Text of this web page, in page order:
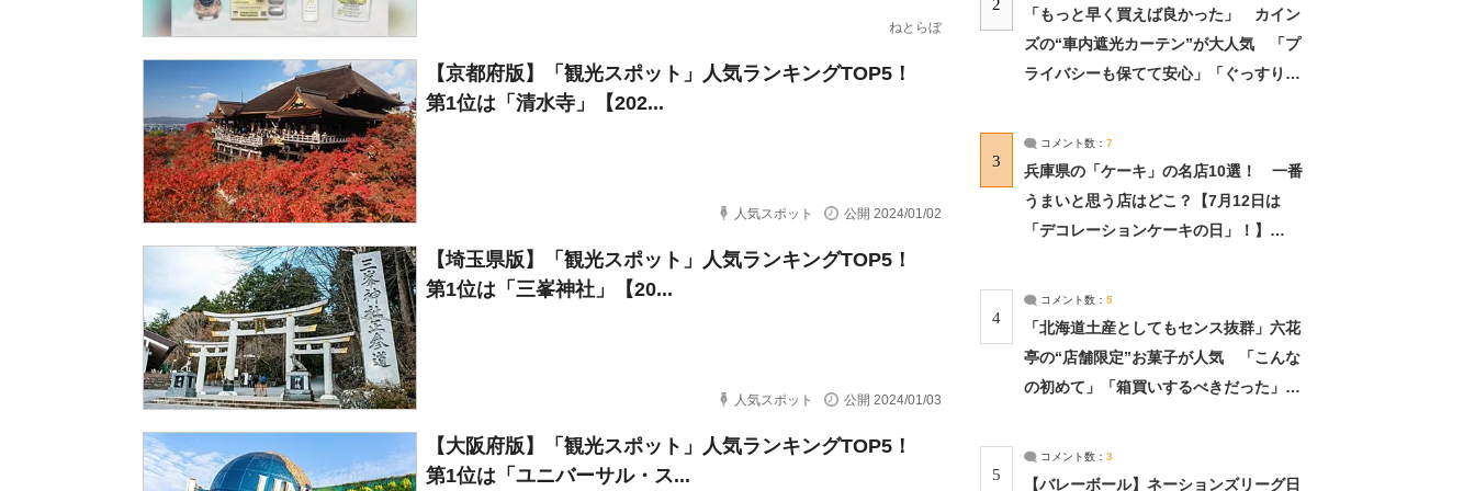
ねとらぼ
【京都府版】「観光スポット」人気ランキングTOP5！
第1位は「清水寺」【202...
人気スポット 公開 2024/01/02
【埼玉県版】「観光スポット」人気ランキングTOP5！
第1位は「三峯神社」【20...
人気スポット 公開 2024/01/03
【大阪府版】「観光スポット」人気ランキングTOP5！
第1位は「ユニバーサル・ス...
2
「もっと早く買えば良かった」 カイン
ズの“車内遮光カーテン”が大人気 「プ
ライバシーも保てて安心」「ぐっすり眠
3
コメント数： 7
兵庫県の「ケーキ」の名店10選！ 一番
うまいと思う店はどこ？【7月12日は
「デコレーションケーキの日」！】
4
コメント数： 5
「北海道土産としてもセンス抜群」六花
亭の“店舗限定”お菓子が人気 「こんな
の初めて」「箱買いするべきだった」
5
コメント数： 3
【バレーボール】ネーションズリーグ日